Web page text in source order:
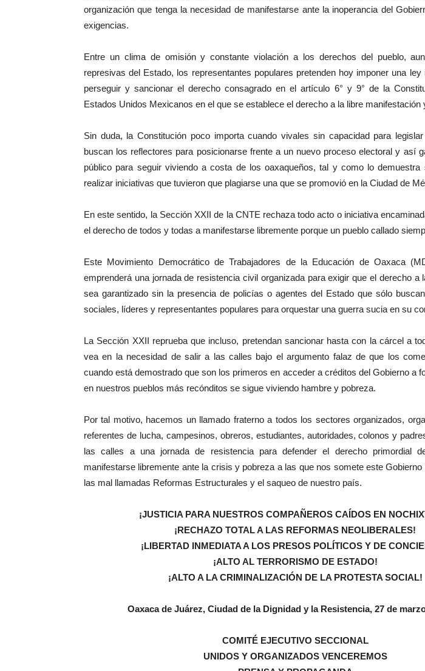
organización que tenga la necesidad de manifestarse ante la inoperancia del
exigencias.
Entre un clima de omisión y constante violación a los derechos del pueblo,
represivas del Estado, los representantes populares pretenden hoy imponer una ley
perseguir y sancionar el derecho consagrado en el artículo 6° y 9° de la
Estados Unidos Mexicanos en el que se establece el derecho a la libre manifestación
Sin duda, la Constitución poco importa cuando vivales sin capacidad para
buscan los reflectores para posicionarse frente a un nuevo proceso electoral y así
público para seguir viviendo a costa de los oaxaqueños, tal y como lo demuestra
realizar iniciativas que tuvieron que plagiarse una que se promovió en la Ciudad de
En este sentido, la Sección XXII de la CNTE rechaza todo acto o iniciativa
el derecho de todos y todas a manifestarse libremente porque un pueblo callado
Este Movimiento Democrático de Trabajadores de la Educación de Oaxaca
emprenderá una jornada de resistencia civil organizada para exigir que el derecho a
sea garantizado sin la presencia de policías o agentes del Estado que sólo
sociales, líderes y representantes populares para orquestar una guerra sucia en su
La Sección XXII reprueba que incluso, pretendan sancionar hasta con la cárcel a
vea en la necesidad de salir a las calles bajo el argumento falaz de que los
cuando está demostrado que son los primeros en acceder a créditos del Gobierno a
en nuestros pueblos más recónditos se sigue viviendo hambre y pobreza.
Por tal motivo, hacemos un llamado fraterno a todos los sectores organizados,
referentes de lucha, campesinos, obreros, estudiantes, autoridades, colonos y
las calles a una jornada de resistencia para defender el derecho primordial
manifestarse libremente ante la crisis y pobreza a las que nos somete este
las mal llamadas Reformas Estructurales y el saqueo de nuestro país.
¡JUSTICIA PARA NUESTROS COMPAÑEROS CAÍDOS EN
¡RECHAZO TOTAL A LAS REFORMAS NEOLIBERALES!
¡LIBERTAD INMEDIATA A LOS PRESOS POLÍTICOS Y DE
¡ALTO AL TERRORISMO DE ESTADO!
¡ALTO A LA CRIMINALIZACIÓN DE LA PROTESTA SOCIAL!
Oaxaca de Juárez, Ciudad de la Dignidad y la Resistencia, 27 de
COMITÉ EJECUTIVO SECCIONAL
UNIDOS Y ORGANIZADOS VENCEREMOS